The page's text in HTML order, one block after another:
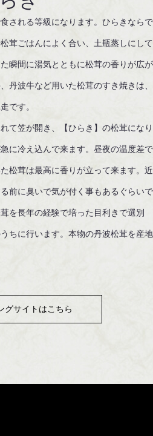
される等級になります。ひらきならで
茸ごはんによく合い、土瓶蒸しにして
瞬間に湯気とともに松茸の香りが広が
丹波牛など用いた松茸のすき焼きは、
です。
て笠が開き、【ひらき】の松茸になり
に冷え込んで来ます。昼夜の温度差で
松茸は最高に香りが立って来ます。近
前に臭いで気が付く事もあるぐらいで
を長年の経験で培った目利きで選別
ちに行います。本物の丹波松茸を産地
グサイトはこちら